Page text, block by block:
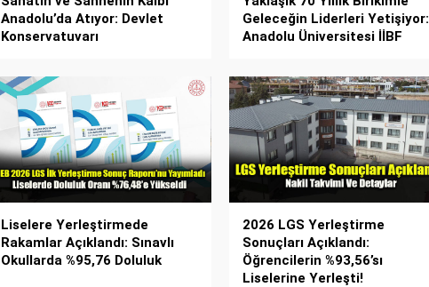
Anadolu’da Atıyor: Devlet
Konservatuvarı
Geleceğin Liderleri Yetişiyor:
Anadolu Üniversitesi İİBF
Liselere Yerleştirmede
Rakamlar Açıklandı: Sınavlı
Okullarda %95,76 Doluluk
2026 LGS Yerleştirme
Sonuçları Açıklandı:
Öğrencilerin %93,56’sı
Liselerine Yerleşti!